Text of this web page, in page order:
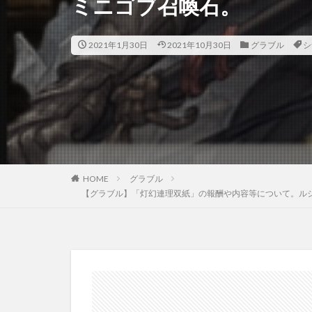
ミニゴブ召喚石。
2021年1月30日 2021年10月30日 グラブル
HOME
グラブル
【グラブル】「灯幻連理双紙」の報酬や内容等について。